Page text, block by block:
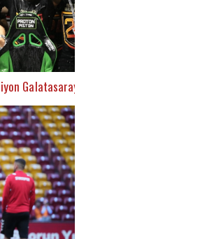
Galatasaray’ı yazacak"